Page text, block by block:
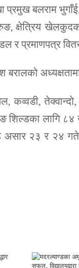
प्रमुख बलराम
क्षेत्रिय
र प्रमाणपत्र
कव्वडी,
शिल्डका लागि
असार २३ र २४